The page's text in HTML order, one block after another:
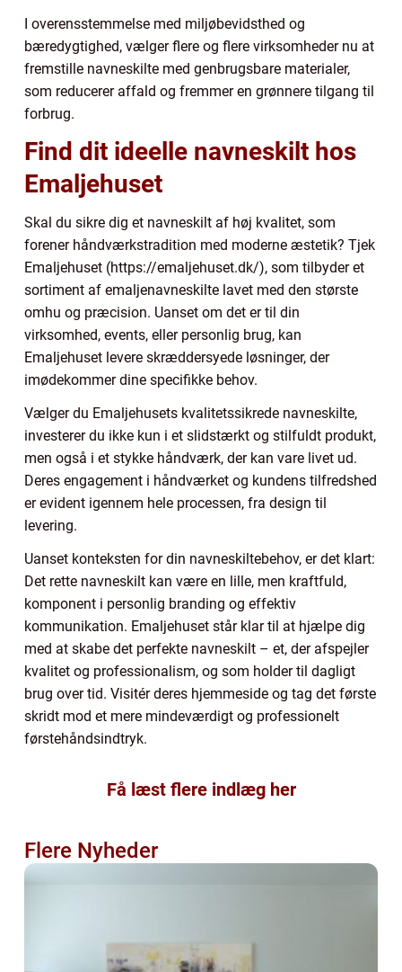
I overensstemmelse med miljøbevidsthed og
bæredygtighed, vælger flere og flere virksomheder nu at
fremstille navneskilte med genbrugsbare materialer,
som reducerer affald og fremmer en grønnere tilgang til
forbrug.
Find dit ideelle navneskilt hos
Emaljehuset
Skal du sikre dig et navneskilt af høj kvalitet, som
forener håndværkstradition med moderne æstetik? Tjek
Emaljehuset (https://emaljehuset.dk/), som tilbyder et
sortiment af emaljenavneskilte lavet med den største
omhu og præcision. Uanset om det er til din
virksomhed, events, eller personlig brug, kan
Emaljehuset levere skræddersyede løsninger, der
imødekommer dine specifikke behov.
Vælger du Emaljehusets kvalitetssikrede navneskilte,
investerer du ikke kun i et slidstærkt og stilfuldt produkt,
men også i et stykke håndværk, der kan vare livet ud.
Deres engagement i håndværket og kundens tilfredshed
er evident igennem hele processen, fra design til
levering.
Uanset konteksten for din navneskiltebehov, er det klart:
Det rette navneskilt kan være en lille, men kraftfuld,
komponent i personlig branding og effektiv
kommunikation. Emaljehuset står klar til at hjælpe dig
med at skabe det perfekte navneskilt – et, der afspejler
kvalitet og professionalism, og som holder til dagligt
brug over tid. Visitér deres hjemmeside og tag det første
skridt mod et mere mindeværdigt og professionelt
førstehåndsindtryk.
Få læst flere indlæg her
Flere Nyheder